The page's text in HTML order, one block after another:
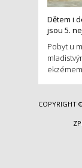
Dětem i
jsou 5.
Pobyt u
COPYRIGHT